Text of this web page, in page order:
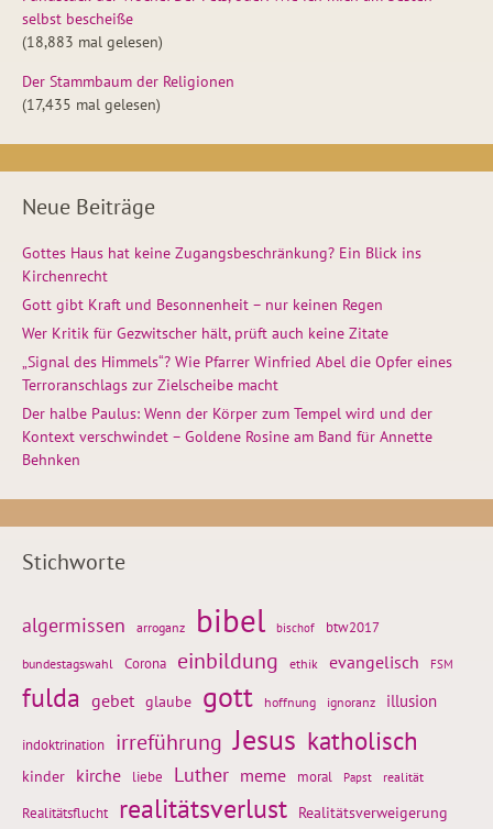
selbst bescheiße
(18,883 mal gelesen)
Der Stammbaum der Religionen
(17,435 mal gelesen)
Neue Beiträge
Gottes Haus hat keine Zugangsbeschränkung? Ein Blick ins
Kirchenrecht
Gott gibt Kraft und Besonnenheit – nur keinen Regen
Wer Kritik für Gezwitscher hält, prüft auch keine Zitate
„Signal des Himmels“? Wie Pfarrer Winfried Abel die Opfer eines
Terroranschlags zur Zielscheibe macht
Der halbe Paulus: Wenn der Körper zum Tempel wird und der
Kontext verschwindet – Goldene Rosine am Band für Annette
Behnken
Stichworte
algermissen arroganz bibel bischof btw2017
bundestagswahl Corona einbildung ethik evangelisch FSM
fulda gebet glaube gott hoffnung ignoranz illusion
indoktrination irreführung Jesus katholisch
kinder kirche liebe Luther meme moral Papst realität
Realitätsflucht realitätsverlust Realitätsverweigerung